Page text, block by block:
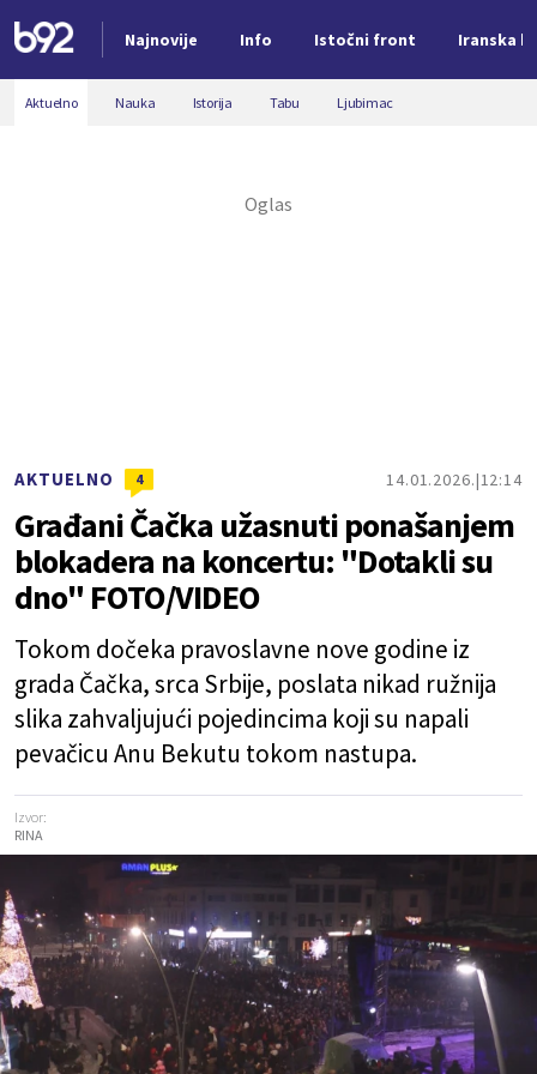
Najnovije Info Istočni front Iranska
Nova vest
Aktuelno Nauka Istorija Tabu Ljubimac
AKTUELNO 4 14.01.2026. 12:14
Građani Čačka užasnuti ponašanjem
blokadera na koncertu: "Dotakli su
dno" FOTO/VIDEO
Tokom dočeka pravoslavne nove godine iz
grada Čačka, srca Srbije, poslata nikad ružnija
slika zahvaljujući pojedincima koji su napali
pevačicu Anu Bekutu tokom nastupa.
Izvor:
RINA